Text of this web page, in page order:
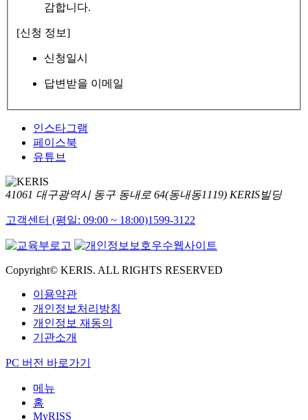
감합니다.
[신청 정보]
신청일시
답변받을 이메일
인스타그램
페이스북
유튜브
41061 대구광역시 동구 동내로 64(동내동1119) KERIS빌딩
고객센터 (평일: 09:00 ~ 18:00)1599-3122
Copyright© KERIS. ALL RIGHTS RESERVED
이용약관
개인정보처리방침
개인정보 재동의
기관소개
PC 버전 바로가기
메뉴
홈
MyRISS